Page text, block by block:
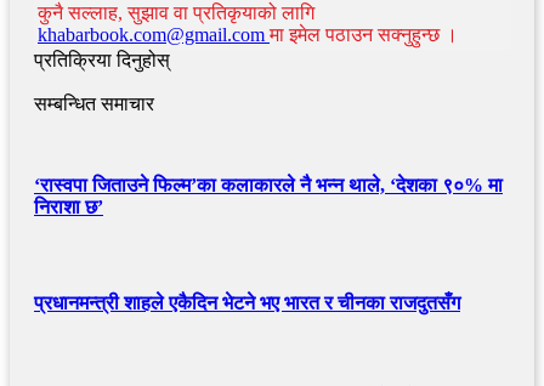
कुनै सल्लाह, सुझाव वा प्रतिकृयाको लागि
khabarbook.com@gmail.comमा इमेल पठाउन सक्नुहुन्छ ।
प्रतिक्रिया दिनुहोस्
सम्बन्धित समाचार
‘रास्वपा जिताउने फिल्म’का कलाकारले नै भन्न थाले, ‘देशका ९०% मा
निराशा छ’
प्रधानमन्त्री शाहले एकैदिन भेटने भए भारत र चीनका राजदुतसँग